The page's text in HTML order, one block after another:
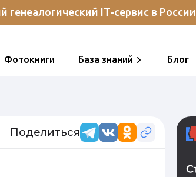
IT-сервис в России
Фотокниги База знаний Блог
Поделиться